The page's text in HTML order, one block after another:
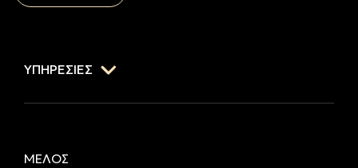
ΥΠΗΡΕΣΙΕΣ
ΜΕΛΟΣ